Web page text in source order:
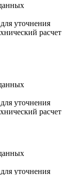
уточнения
расчет
уточнения
расчет
уточнения